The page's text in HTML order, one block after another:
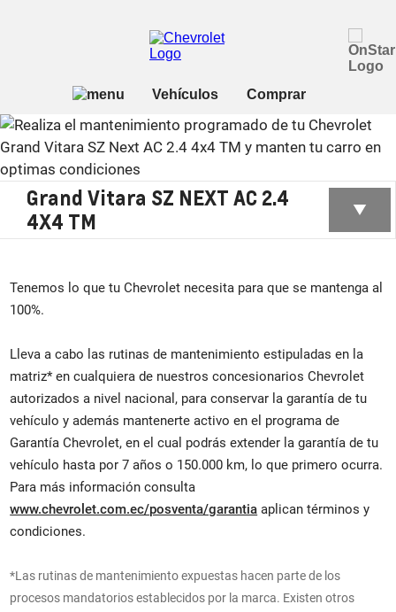
Grand Vitara SZ NEXT AC 2.4
4X4 TM
Tenemos lo que tu Chevrolet necesita para que se mantenga al
100%.
Lleva a cabo las rutinas de mantenimiento estipuladas en la
matriz* en cualquiera de nuestros concesionarios Chevrolet
autorizados a nivel nacional, para conservar la garantía de tu
vehículo y además mantenerte activo en el programa de
Garantía Chevrolet, en el cual podrás extender la garantía de tu
vehículo hasta por 7 años o 150.000 km, lo que primero ocurra.
Para más información consulta
www.chevrolet.com.ec/posventa/garantia aplican términos y
condiciones.
*Las rutinas de mantenimiento expuestas hacen parte de los
procesos mandatorios establecidos por la marca. Existen otros